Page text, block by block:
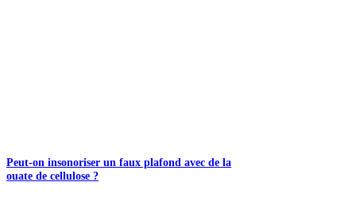
Peut-on insonoriser un faux plafond avec de la
ouate de cellulose ?